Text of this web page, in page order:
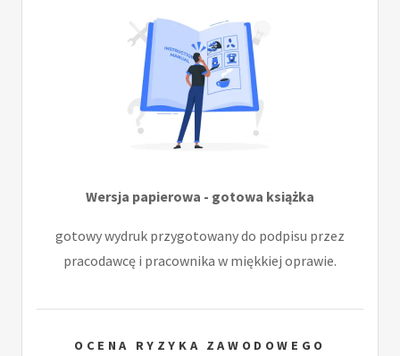
Wersja papierowa - gotowa książka
gotowy wydruk przygotowany do podpisu przez
pracodawcę i pracownika w miękkiej oprawie.
OCENA RYZYKA ZAWODOWEGO